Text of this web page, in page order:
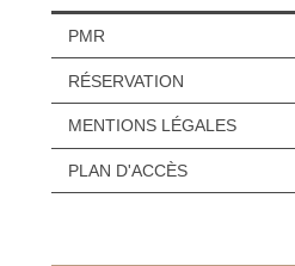
PMR
RÉSERVATION
MENTIONS LÉGALES
PLAN D'ACCÈS